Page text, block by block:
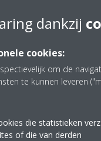
dankzij
cookies:
om de
te kunnen leveren
die statistieken
of die van derden